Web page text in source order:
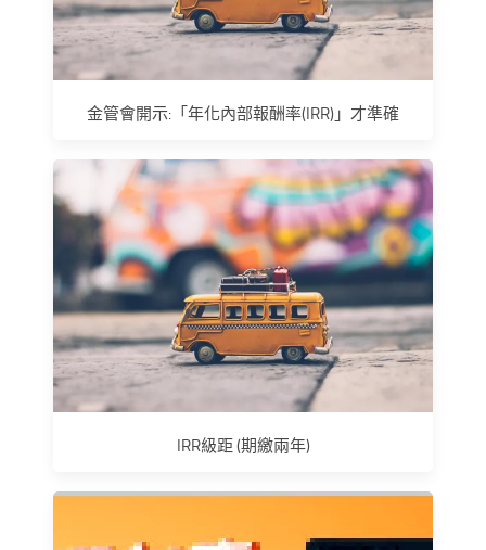
金管會開示:「年化內部報酬率(IRR)」才準確
IRR級距 (期繳兩年)